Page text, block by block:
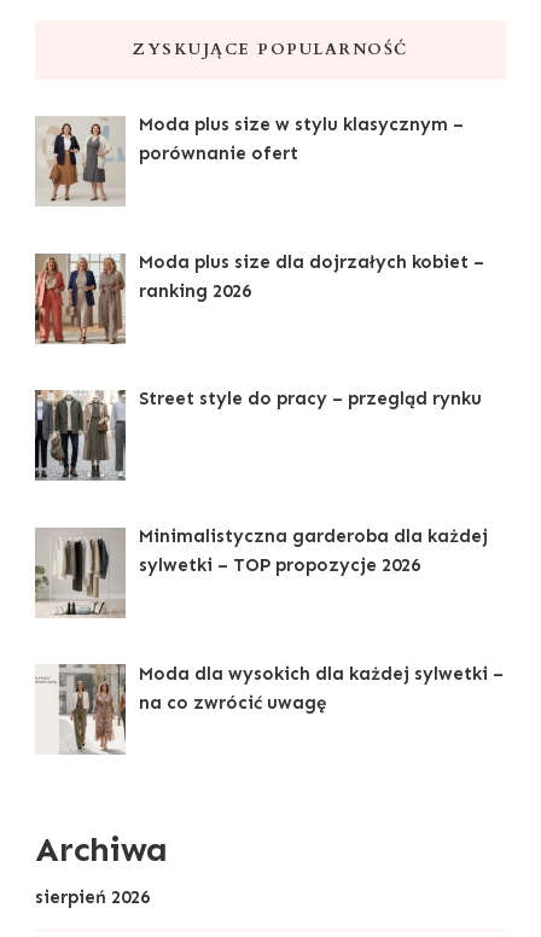
ZYSKUJĄCE POPULARNOŚĆ
Moda plus size w stylu klasycznym –
porównanie ofert
Moda plus size dla dojrzałych kobiet –
ranking 2026
Street style do pracy – przegląd rynku
Minimalistyczna garderoba dla każdej
sylwetki – TOP propozycje 2026
Moda dla wysokich dla każdej sylwetki –
na co zwrócić uwagę
Archiwa
sierpień 2026